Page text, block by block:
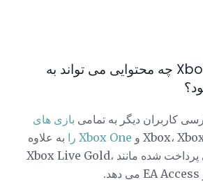
با Xbox Gameshare چه محتوایی می تواند به
بازی های
Xbox One را
به علاوه
سرویس های اشتراکی پرداخت شده مانند Xbox Live Gold،